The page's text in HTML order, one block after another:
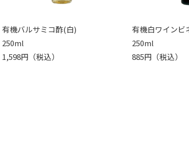
有機バルサミコ酢(白)
250ml
1,598円（税込）
有機白ワインビ
250ml
885円（税込）